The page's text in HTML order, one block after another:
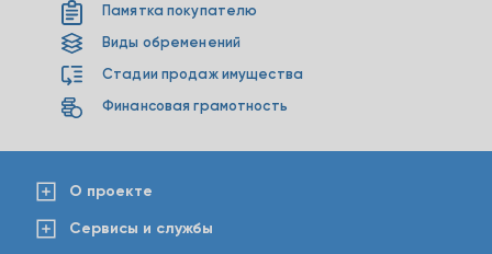
Памятка покупателю
Виды обременений
Стадии продаж имущества
Финансовая грамотность
О проекте
Сервисы и службы